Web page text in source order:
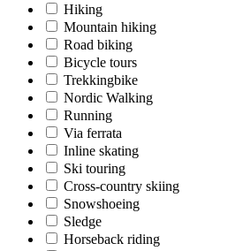
Hiking
Mountain hiking
Road biking
Bicycle tours
Trekkingbike
Nordic Walking
Running
Via ferrata
Inline skating
Ski touring
Cross-country skiing
Snowshoeing
Sledge
Horseback riding